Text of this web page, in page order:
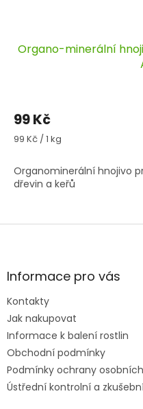
Organo-minerální
99 Kč
Měrná
99 Kč / 1 kg
Organominerální hnojivo
dřevin a keřů
Z
aInformace pro vás
Kontakty
Jak nakupovat
Informace k balení rostlin
Obchodní podmínky
Podmínky ochrany
Ústřední kontrolní a